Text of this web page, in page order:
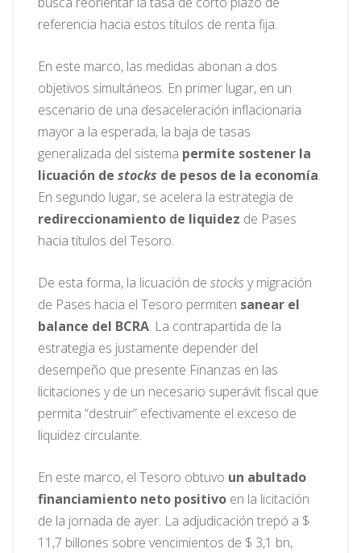
referencia hacia estos títulos de renta fija.
En este marco, las medidas abonan a dos
objetivos simultáneos. En primer lugar, en un
escenario de una desaceleración inflacionaria
mayor a la esperada, la baja de tasas
generalizada del sistema permite sostener la
licuación de stocks de pesos de la economía.
En segundo lugar, se acelera la estrategia de
redireccionamiento de liquidez de Pases
hacia títulos del Tesoro.
De esta forma, la licuación de stocksy migración
de Pases hacia el Tesoro permiten sanear el
balance del BCRA. La contrapartida de la
estrategia es justamente depender del
desempeño que presente Finanzas en las
licitaciones y de un necesario superávit fiscal que
permita “destruir” efectivamente el exceso de
liquidez circulante.
En este marco, el Tesoro obtuvo un abultado
financiamiento neto positivo en la licitación
de la jornada de ayer. La adjudicación trepó a $
11,7 billones sobre vencimientos de $ 3,1 bn,